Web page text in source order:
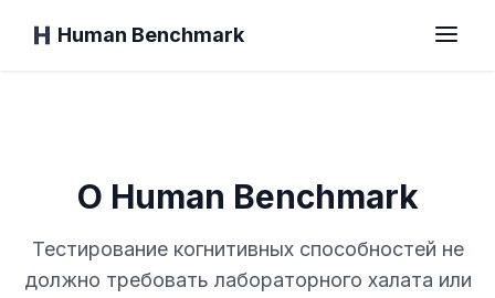
Human Benchmark
Время реакции
О Human Benchmark
Тестирование когнитивных способностей не
должно требовать лабораторного халата или